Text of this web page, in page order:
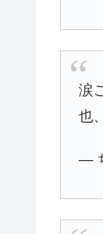
涙
也
—